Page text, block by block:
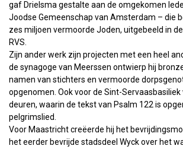
gaf Drielsma gestalte aan de omgekomen
Joodse Gemeenschap van Amsterdam – die
zes miljoen vermoorde Joden, uitgebeeld in
RVS.
Zijn ander werk zijn projecten met een heel
de synagoge van Meerssen ontwierp hij
namen van stichters en vermoorde
opgenomen. Ook voor de Sint-Servaasbasiliek
deuren, waarin de tekst van Psalm 122 is
pelgrimslied.
Voor Maastricht creëerde hij het
het eerder bevrijde stadsdeel Wyck over het